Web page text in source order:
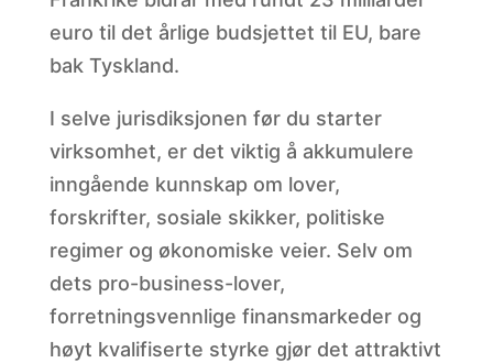
euro til det årlige budsjettet til EU, bare
bak Tyskland.
I selve jurisdiksjonen før du starter
virksomhet, er det viktig å akkumulere
inngående kunnskap om lover,
forskrifter, sosiale skikker, politiske
regimer og økonomiske veier. Selv om
dets pro-business-lover,
forretningsvennlige finansmarkeder og
høyt kvalifiserte styrke gjør det attraktivt